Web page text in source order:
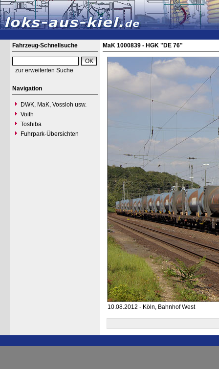
Fahrzeug-Schnellsuche
zur erweiterten Suche
Navigation
DWK, MaK, Vossloh usw.
Voith
Toshiba
Fuhrpark-Übersichten
MaK 1000839 - HGK "DE 76"
10.08.2012 - Köln, Bahnhof West